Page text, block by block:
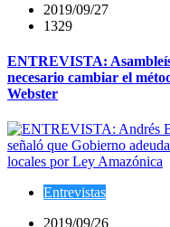
2019/09/27
1329
ENTREVISTA:
necesario cambiar el
Webster
Entrevistas
2019/09/26